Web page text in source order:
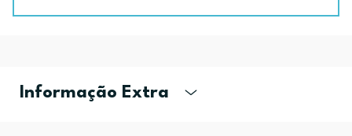
Informação Extra